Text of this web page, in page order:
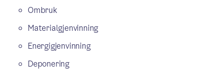
Ombruk
Materialgjenvinning
Energigjenvinning
Deponering